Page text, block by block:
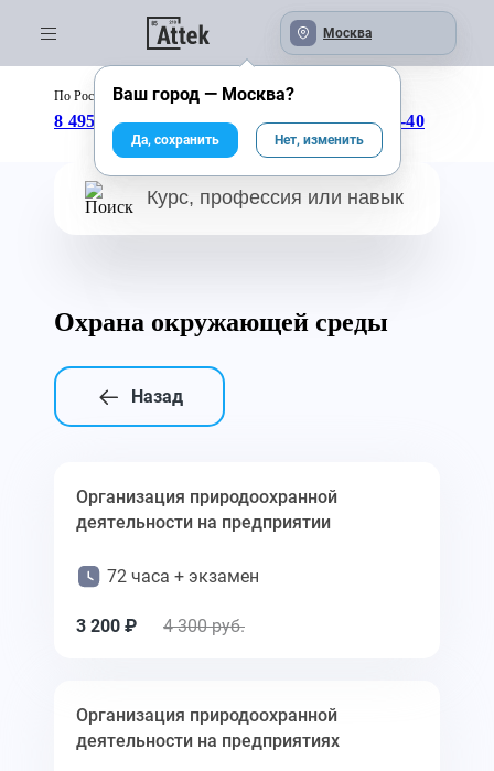
Москва
По России бесплатно:
8 495 246-04-43 8 800 333-25-40
Охрана окружающей среды
Назад
Организация природоохранной
деятельности на предприятии
72 часа + экзамен
3 200 ₽ 4 300 руб.
Организация природоохранной
деятельности на предприятиях
Ваш город — Москва?
Да, сохранить Нет, изменить